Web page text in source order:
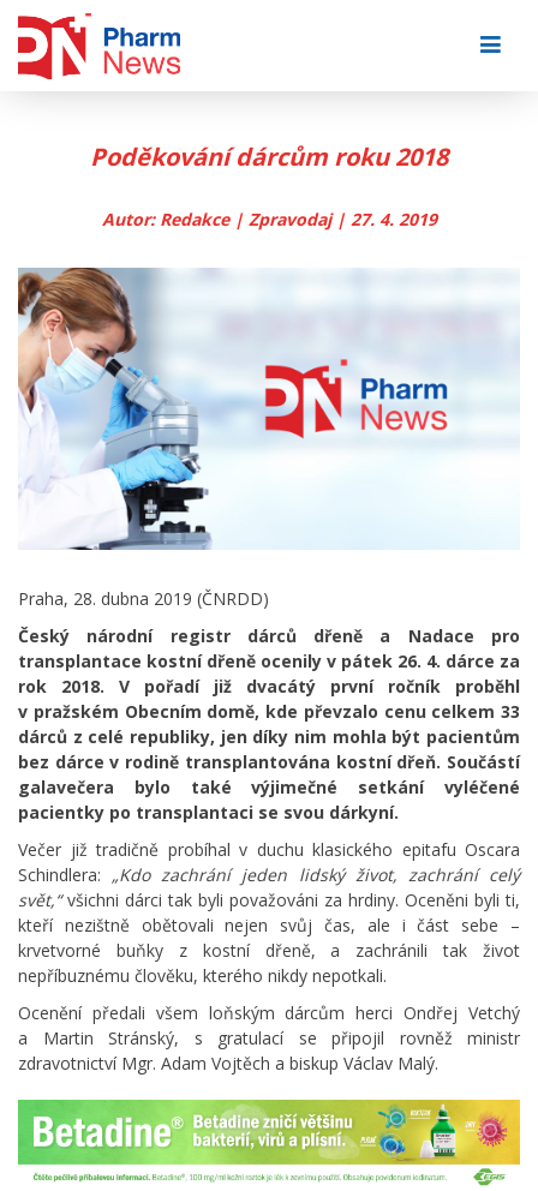
Poděkování dárcům roku 2018
Autor: Redakce | Zpravodaj | 27. 4. 2019
Praha, 28. dubna 2019 (ČNRDD)
Český národní registr dárců dřeně a Nadace pro
transplantace kostní dřeně ocenily v pátek 26. 4. dárce za
rok 2018. V pořadí již dvacátý první ročník proběhl
v pražském Obecním domě, kde převzalo cenu celkem 33
dárců z celé republiky, jen díky nim mohla být pacientům
bez dárce v rodině transplantována kostní dřeň. Součástí
galavečera bylo také výjimečné setkání vyléčené
pacientky po transplantaci se svou dárkyní.
Večer již tradičně probíhal v duchu klasického epitafu Oscara
Schindlera: „Kdo zachrání jeden lidský život, zachrání celý
svět,“všichni dárci tak byli považováni za hrdiny. Oceněni byli ti,
kteří nezištně obětovali nejen svůj čas, ale i část sebe –
krvetvorné buňky z kostní dřeně, a zachránili tak život
nepříbuznému člověku, kterého nikdy nepotkali.
Ocenění předali všem loňským dárcům herci Ondřej Vetchý
a Martin Stránský, s gratulací se připojil rovněž ministr
zdravotnictví Mgr. Adam Vojtěch a biskup Václav Malý.